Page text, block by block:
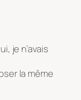
je n’avais
la même